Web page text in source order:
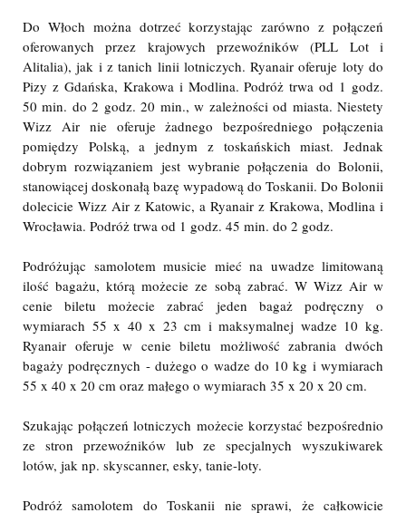
Do Włoch można dotrzeć korzystając zarówno z połączeń
oferowanych przez krajowych przewoźników (PLL Lot i
Alitalia), jak i z tanich linii lotniczych. Ryanair oferuje loty do
Pizy z Gdańska, Krakowa i Modlina. Podróż trwa od 1 godz.
50 min. do 2 godz. 20 min., w zależności od miasta. Niestety
Wizz Air nie oferuje żadnego bezpośredniego połączenia
pomiędzy Polską, a jednym z toskańskich miast. Jednak
dobrym rozwiązaniem jest wybranie połączenia do Bolonii,
stanowiącej doskonałą bazę wypadową do Toskanii. Do Bolonii
dolecicie Wizz Air z Katowic, a Ryanair z Krakowa, Modlina i
Wrocławia. Podróż trwa od 1 godz. 45 min. do 2 godz.
Podróżując samolotem musicie mieć na uwadze limitowaną
ilość bagażu, którą możecie ze sobą zabrać. W Wizz Air w
cenie biletu możecie zabrać jeden bagaż podręczny o
wymiarach 55 x 40 x 23 cm i maksymalnej wadze 10 kg.
Ryanair oferuje w cenie biletu możliwość zabrania dwóch
bagaży podręcznych - dużego o wadze do 10 kg i wymiarach
55 x 40 x 20 cm oraz małego o wymiarach 35 x 20 x 20 cm.
Szukając połączeń lotniczych możecie korzystać bezpośrednio
ze stron przewoźników lub ze specjalnych wyszukiwarek
lotów, jak np. skyscanner, esky, tanie-loty.
Podróż samolotem do Toskanii nie sprawi, że całkowicie